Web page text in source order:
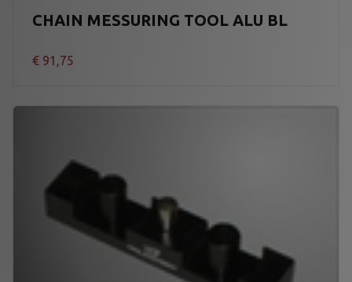
CHAIN MESSURING TOOL ALU BL
€ 91,75